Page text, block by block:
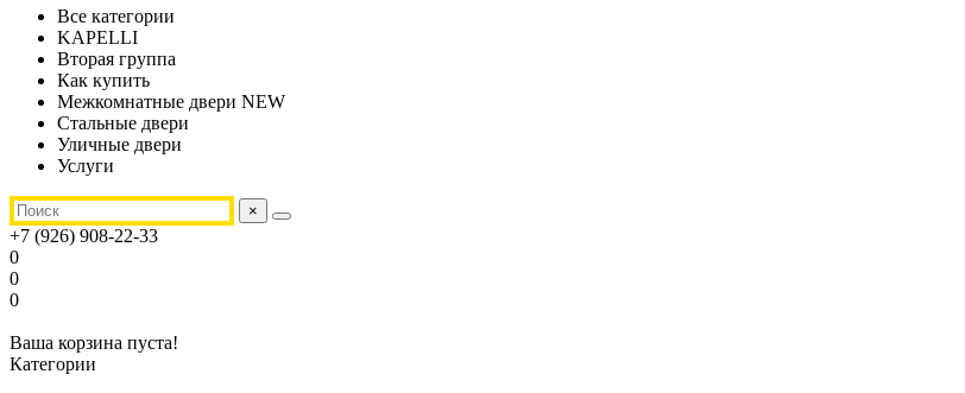
Все категории
KAPELLI
Вторая группа
Как купить
Межкомнатные двери NEW
Стальные двери
Уличные двери
Услуги
×
+7 (926) 908-22-33
0
0
0
Ваша корзина пуста!
Категории